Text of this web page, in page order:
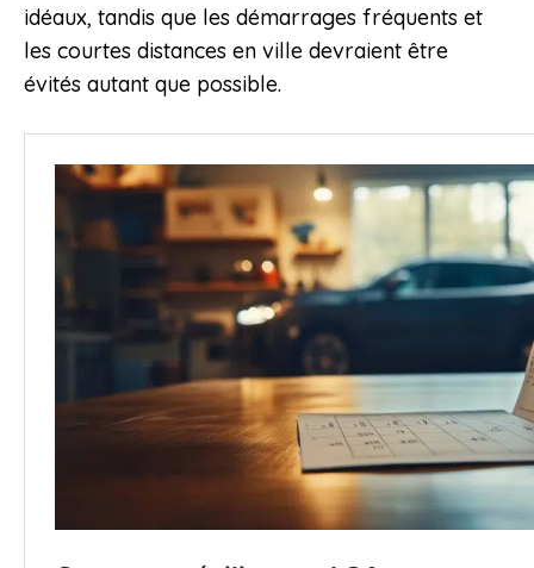
idéaux, tandis que les démarrages fréquents et
les courtes distances en ville devraient être
évités autant que possible.